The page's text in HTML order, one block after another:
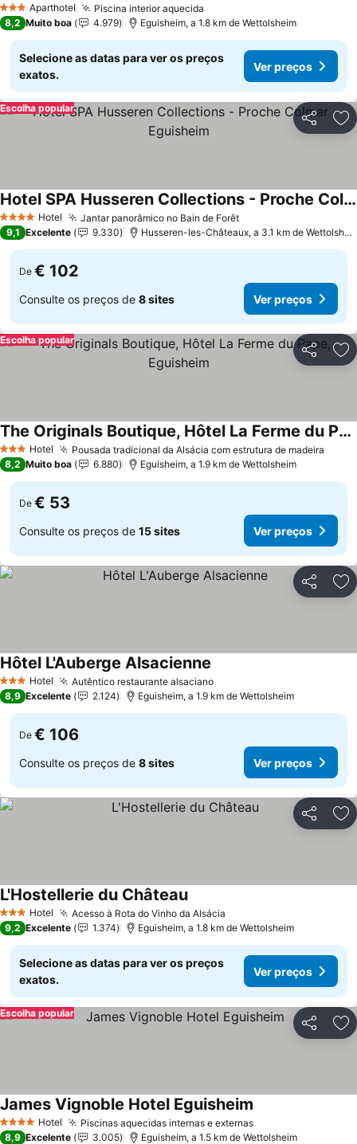
3 EstrelasAparthotel Piscina interior aquecida
Ver preços
8,2 Muito boa 4.979 Eguisheim, a 1.8 km de Wettolsheim
Selecione as datas para ver os preços
exatos.
Ver preços
Partilhar
Escolha popular
4 EstrelasHotel Jantar panorâmico no Bain de ForêtVer preços
Hotel SPA Husseren Collections - Proche Colmar - Eguisheim
Ver preços
9,1 Excelente 9.330 Husseren-les-Châteaux, a 3.1 km de
De € 102
Consulte os preços de 8 sites Ver preços
Partilhar
Escolha popular
3 EstrelasHotel Pousada tradicional da Alsácia com estrutura de madeira
The Originals Boutique, Hôtel La Ferme du Pape, Eguisheim
Ver preços
8,2 Muito boa 6.880 Eguisheim, a 1.9 km de Wettolsheim
De € 53
Consulte os preços de 15 sites Ver preços
Partilhar
3 EstrelasHotel Autêntico restaurante alsacianoVer preços
Hôtel L'Auberge Alsacienne
8,9 Excelente 2.124 Eguisheim, a 1.9 km de Wettolsheim
De € 106
Consulte os preços de 8 sites Ver preços
Partilhar
3 EstrelasHotel Acesso à Rota do Vinho da Alsácia
L'Hostellerie du ChâteauVer preços
9,2 Excelente 1.374 Eguisheim, a 1.8 km de Wettolsheim
Selecione as datas para ver os preços
exatos.
Ver preços
Partilhar
Escolha popular
4 EstrelasHotel Piscinas aquecidas internas e externasVer preços
James Vignoble Hotel Eguisheim
8,9 Excelente 3.005 Eguisheim, a 1.5 km de Wettolsheim